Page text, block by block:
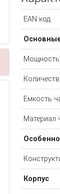
EAN код
Мощность
Емкость
Материал
Корпус